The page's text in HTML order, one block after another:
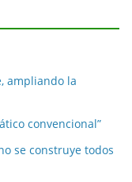
ampliando la
convencional”
se construye todos